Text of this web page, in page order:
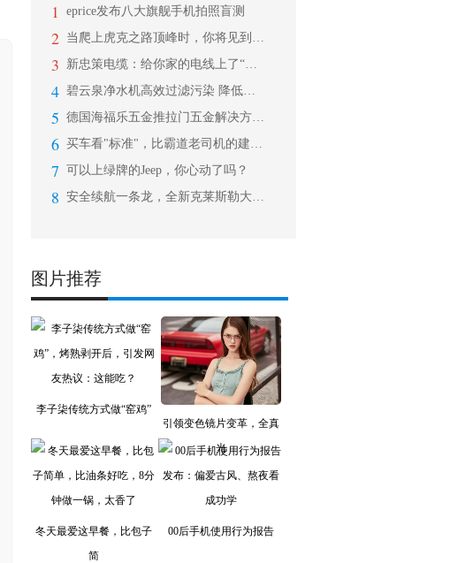
1 eprice发布八大旗舰手机拍照盲测
2 当爬上虎克之路顶峰时，你将见到自由之
3 新忠策电缆：给你家的电线上了“铠甲”
4 碧云泉净水机高效过滤污染 降低危害，
5 德国海福乐五金推拉门五金解决方案又添
6 买车看"标准"，比霸道老司机的建议靠
7 可以上绿牌的Jeep，你心动了吗？
8 安全续航一条龙，全新克莱斯勒大捷龙
图片推荐
李子柒传统方式做“窑鸡”
引领变色镜片变革，全真
光
冬天最爱这早餐，比包子
简
00后手机使用行为报告